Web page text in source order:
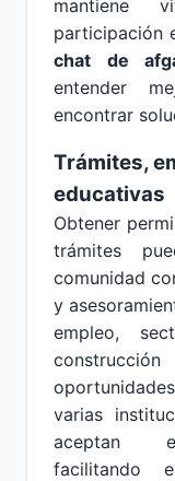
mantiene
participación
chat de
entender
encontrar
Trámites,
educativas
Obtener
trámites
comunidad
y
empleo,
varias
aceptan
facilitando